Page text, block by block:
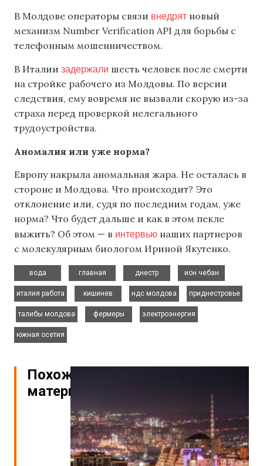
В Молдове операторы связи внедрят новый
механизм Number Verification API для борьбы с
телефонным мошенничеством.
В Италии задержали шесть человек после смерти
на стройке рабочего из Молдовы. По версии
следствия, ему вовремя не вызвали скорую из-за
страха перед проверкой нелегального
трудоустройства.
Аномалия или уже норма?
Европу накрыла аномальная жара. Не осталась в
стороне и Молдова. Что происходит? Это
отклонение или, судя по последним годам, уже
норма? Что будет дальше и как в этом пекле
выжить? Об этом — в интервью наших партнеров
с молекулярным биологом Ириной Якутенко.
вода
главная
днестр
ион чебан
италия работа
кишинев
ндс молдова
приднестровье
талибы молдова
фермеры
электроэнергия
южная осетия
Похожие
материалы